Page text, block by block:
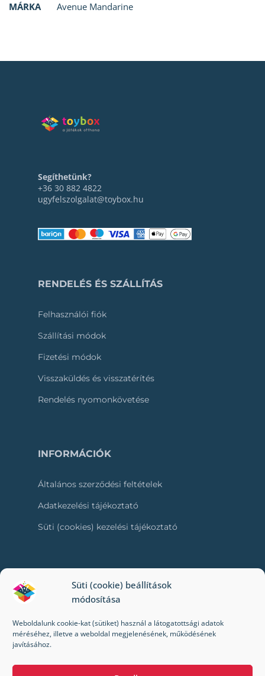
Süti (cookie) beállítások
módosítása
Weboldalunk cookie-kat (sütiket) használ a látogatottsági adatok
méréséhez, illetve a weboldal megjelenésének, működésének
javításához.
MÁRKA Avenue Mandarine
Segíthetünk?
+36 30 882 4822
ugyfelszolgalat@toybox.hu
RENDELÉS ÉS SZÁLLÍTÁS
Felhasználói fiók
Szállítási módok
Fizetési módok
Visszaküldés és visszatérítés
Rendelés nyomonkövetése
INFORMÁCIÓK
Általános szerződési feltételek
Adatkezelési tájékoztató
Süti (cookies) kezelési tájékoztató
RÓLUNK
Kik vagyunk mi?